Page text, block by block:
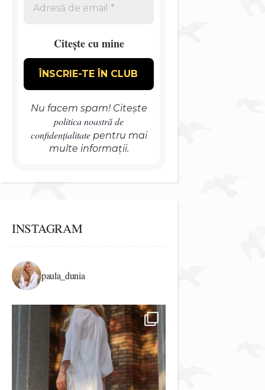
Citește cu mine
Nu facem spam! Citește
politica noastră de
confidențialitatepentru mai
multe informații.
INSTAGRAM
paula_dunia